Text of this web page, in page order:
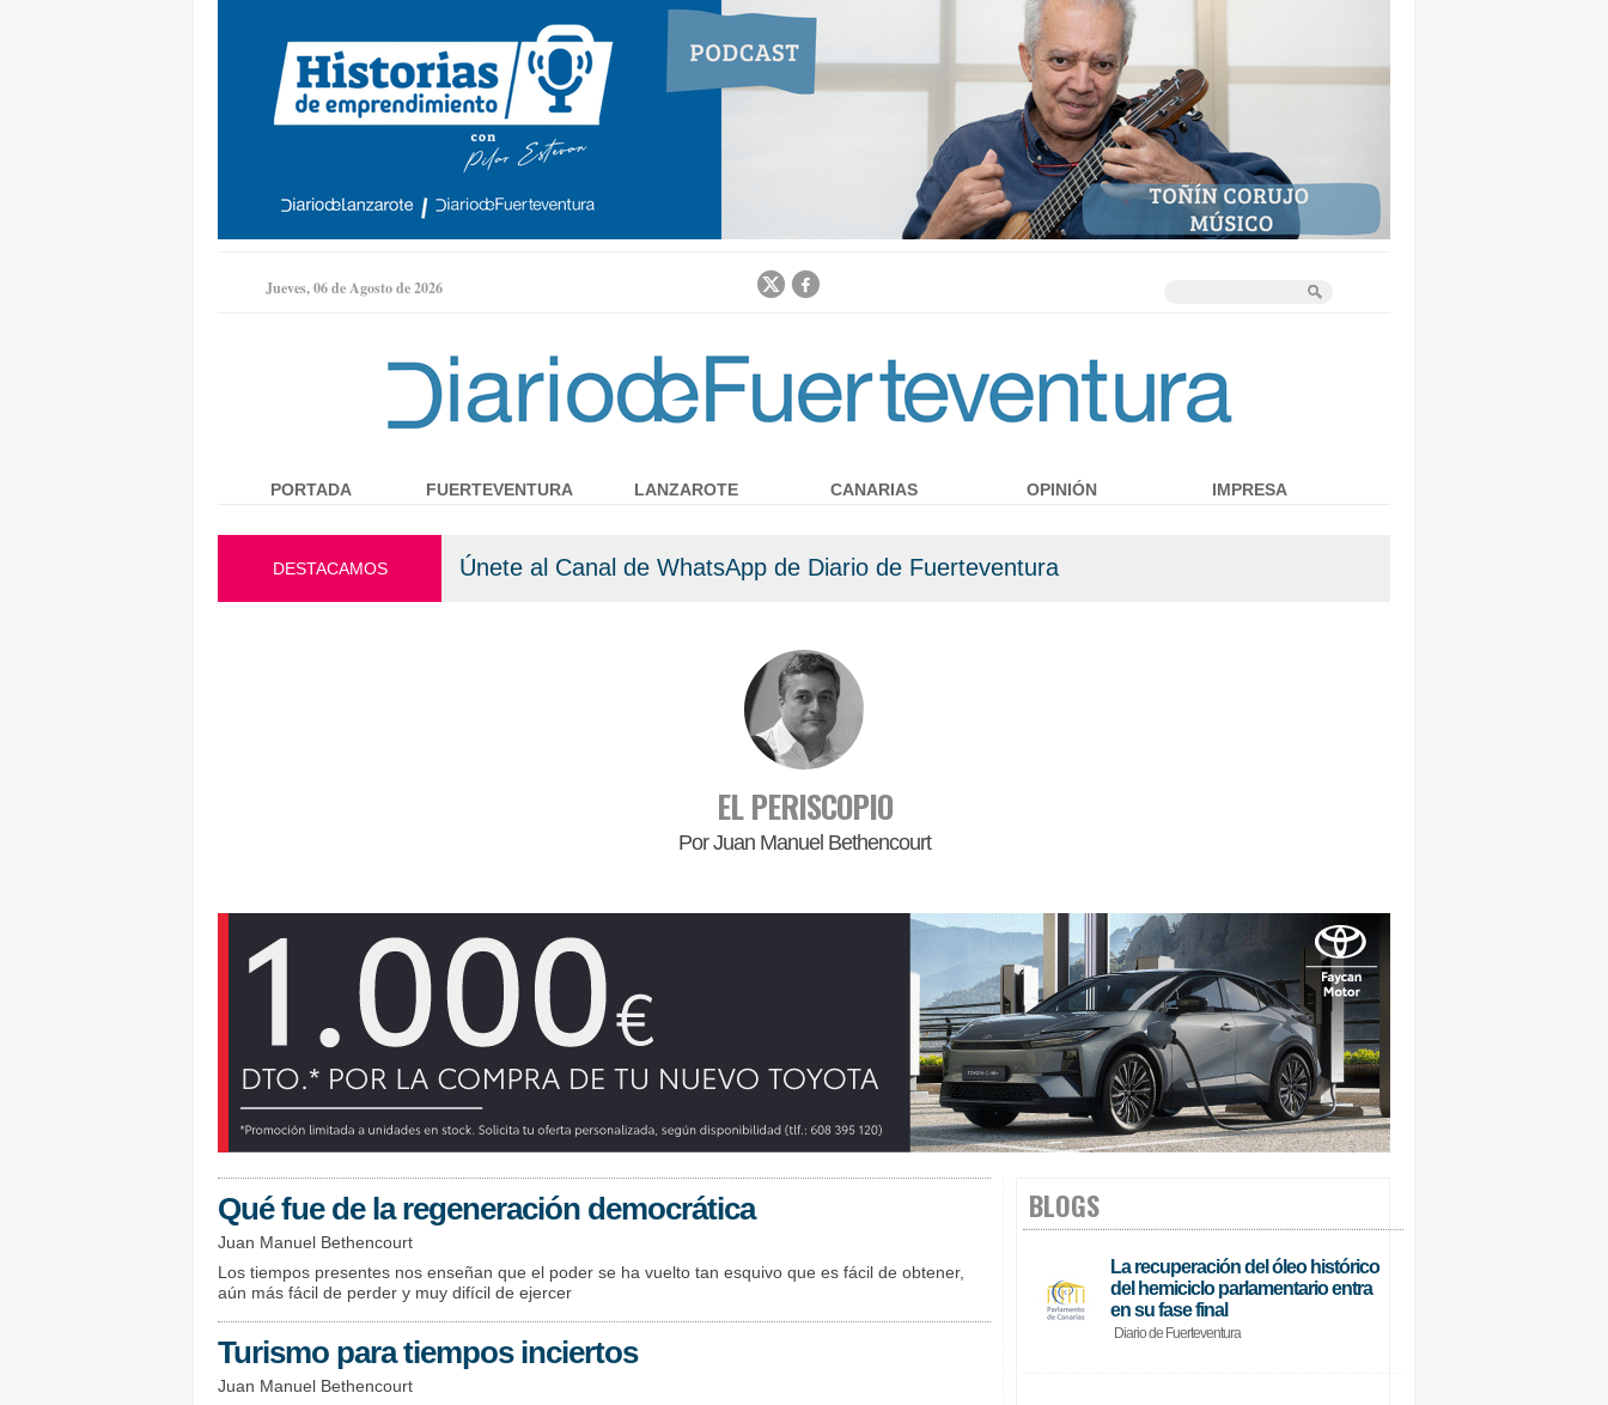
Jump to navigation
Jueves, 06 de Agosto de 2026
DESTACAMOS Únete al Canal de WhatsApp de Diario de Fuerteventura
EL PERISCOPIO
Por Juan Manuel Bethencourt
Qué fue de la regeneración democrática
Juan Manuel Bethencourt
Los tiempos presentes nos enseñan que el poder se ha vuelto tan esquivo que es fácil de obtener,
aún más fácil de perder y muy difícil de ejercer
Turismo para tiempos inciertos
Juan Manuel Bethencourt
PORTADA FUERTEVENTURA LANZAROTE CANARIAS OPINIÓN IMPRESA
BLOGS
La recuperación del óleo histórico
del hemiciclo parlamentario entra
en su fase final
Diario de Fuerteventura